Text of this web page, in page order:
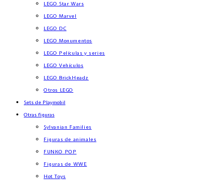
LEGO Star Wars
LEGO Marvel
LEGO DC
LEGO Monumentos
LEGO Películas y series
LEGO Vehículos
LEGO BrickHeadz
Otros LEGO
Sets de Playmobil
Otras figuras
Sylvanian Families
Figuras de animales
FUNKO POP
Figuras de WWE
Hot Toys